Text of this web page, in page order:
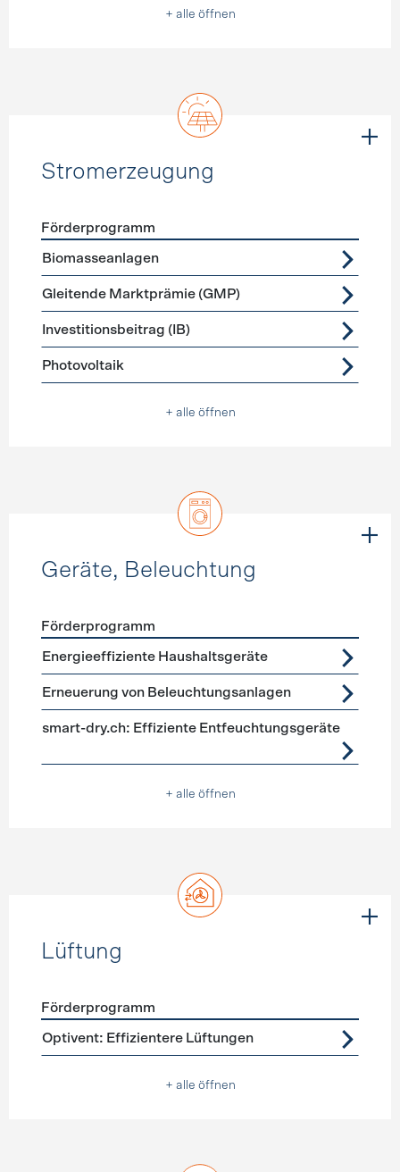
+ alle öffnen
Stromerzeugung
Förderprogramme
Förderprogramm
Biomasseanlagen
Gleitende Marktprämie (GMP)
Investitionsbeitrag (IB)
Photovoltaik
+ alle öffnen
Geräte, Beleuchtung
Förderprogramme Geräte, Beleuchtung
Förderprogramm
Energieeffiziente Haushaltsgeräte
Erneuerung von Beleuchtungsanlagen
smart-dry.ch: Effiziente Entfeuchtungsgeräte
+ alle öffnen
Lüftung
Förderprogramme Lüftung
Förderprogramm
Optivent: Effizientere Lüftungen
+ alle öffnen